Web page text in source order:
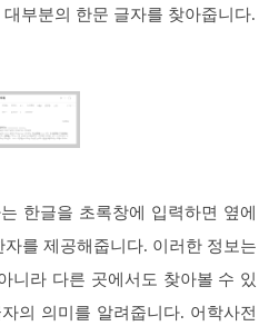
부분의 한문 글자를 찾아줍니다.
한글을 초록창에 입력하면 옆에
를 제공해줍니다. 이러한 정보는
니라 다른 곳에서도 찾아볼 수 있
의 의미를 알려줍니다. 어학사전